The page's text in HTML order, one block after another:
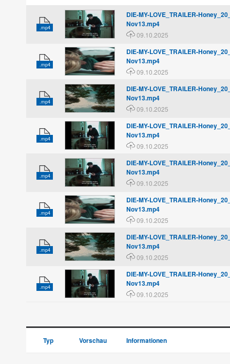
.mp4
DIE-MY-LOVE_TRAILER-
Nov13.mp4
09.10.2025
.mp4
DIE-MY-LOVE_TRAILER-
Nov13.mp4
09.10.2025
.mp4
DIE-MY-LOVE_TRAILER-
Nov13.mp4
09.10.2025
.mp4
DIE-MY-LOVE_TRAILER-
Nov13.mp4
09.10.2025
.mp4
DIE-MY-LOVE_TRAILER-
Nov13.mp4
09.10.2025
.mp4
DIE-MY-LOVE_TRAILER-
Nov13.mp4
09.10.2025
.mp4
DIE-MY-LOVE_TRAILER-
Nov13.mp4
09.10.2025
.mp4
DIE-MY-LOVE_TRAILER-
Nov13.mp4
09.10.2025
Typ Vorschau Informationen